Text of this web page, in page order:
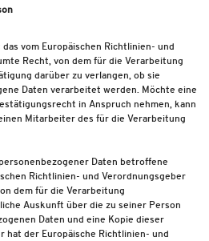
vom Europäischen Richtlinien- und
Recht, von dem für die Verarbeitung
darüber zu verlangen, ob sie
Daten verarbeitet werden. Möchte eine
in Anspruch nehmen, kann
Mitarbeiter des für die Verarbeitung
Daten betroffene
Richtlinien- und Verordnungsgeber
dem für die Verarbeitung
Auskunft über die zu seiner Person
Daten und eine Kopie dieser
hat der Europäische Richtlinien- und